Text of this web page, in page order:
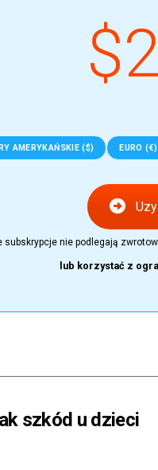
AMERYKAŃSKIE ($) EURO (€)
subskrypcje nie podlegają
lub korzystać z
szkód u dzieci